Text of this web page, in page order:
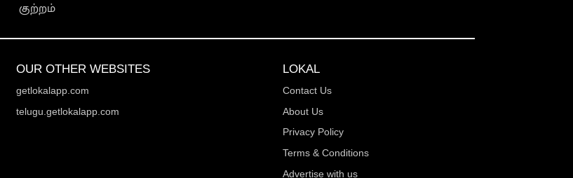
குற்றம்
OUR OTHER WEBSITES
getlokalapp.com
telugu.getlokalapp.com
LOKAL
Contact Us
About Us
Privacy Policy
Terms & Conditions
Advertise with us